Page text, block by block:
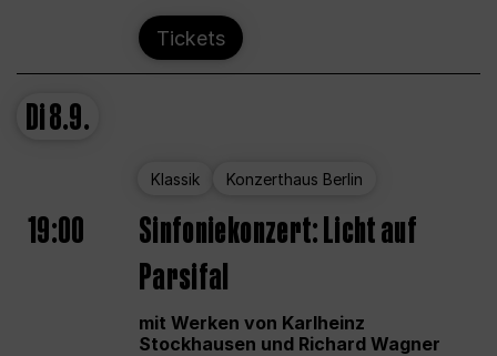
Tickets
Di8.9.
Klassik Konzerthaus Berlin
19:00
Sinfoniekonzert: Licht auf
Parsifal
mit Werken von Karlheinz
Stockhausen und Richard Wagner